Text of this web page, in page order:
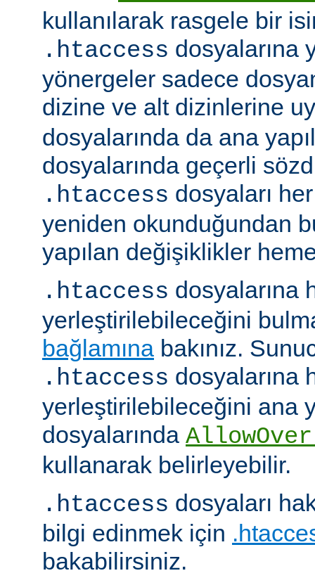
kullanılarak rasgele bir
.htaccess dosyalarına
yönergeler sadece
dizine ve alt dizinlerine
dosyalarında da ana
dosyalarında geçerli
.htaccess dosyaları
yeniden okunduğundan
yapılan değişiklikler
.htaccess dosyalarına
yerleştirilebileceğini
bağlamına bakınız.
.htaccess dosyalarına
yerleştirilebileceğini ana
dosyalarında
kullanarak belirleyebilir.
.htaccess dosyaları
bilgi edinmek için
bakabilirsiniz.